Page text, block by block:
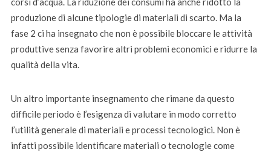
produzione di alcune tipologie di materiali di scarto. Ma la
fase 2 ci ha insegnato che non è possibile bloccare le attività
produttive senza favorire altri problemi economici e ridurre la
qualità della vita.
Un altro importante insegnamento che rimane da questo
difficile periodo è l’esigenza di valutare in modo corretto
l’utilità generale di materiali e processi tecnologici. Non è
infatti possibile identificare materiali o tecnologie come